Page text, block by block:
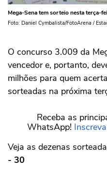
Mega-Sena tem sorteio nesta terça-
Foto: Daniel Cymbalista/FotoArena /
O concurso 3.009 da
vencedor e, portanto,
milhões para quem
sorteadas na próxima
Receba as
WhatsApp!
Veja as dezenas
- 30